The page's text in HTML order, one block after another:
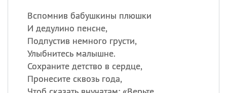
Вспомнив бабушкины плюшки
И дедулино пенсне,
Подпустив немного грусти,
Улыбнитесь малышне.
Сохраните детство в сердце,
Пронесите сквозь года,